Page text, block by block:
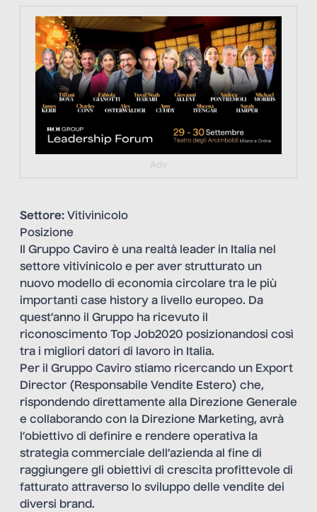
https://tinyurl.com/363fvfm9
Adv
Settore: Vitivinicolo
Posizione
Il Gruppo Caviro è una realtà leader in Italia nel
settore vitivinicolo e per aver strutturato un
nuovo modello di economia circolare tra le più
importanti case history a livello europeo. Da
quest’anno il Gruppo ha ricevuto il
riconoscimento Top Job2020 posizionandosi così
tra i migliori datori di lavoro in Italia.
Per il Gruppo Caviro stiamo ricercando un Export
Director (Responsabile Vendite Estero) che,
rispondendo direttamente alla Direzione Generale
e collaborando con la Direzione Marketing, avrà
l’obiettivo di definire e rendere operativa la
strategia commerciale dell’azienda al fine di
raggiungere gli obiettivi di crescita profittevole di
fatturato attraverso lo sviluppo delle vendite dei
diversi brand.